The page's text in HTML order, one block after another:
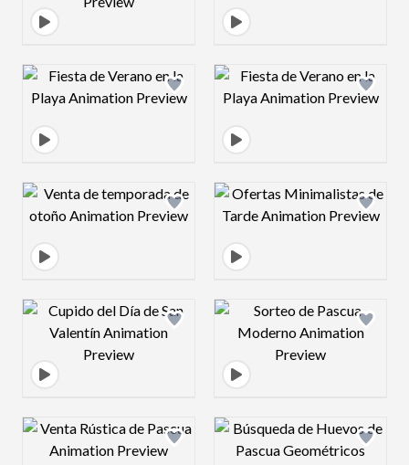
Design preview image Design preview
Design preview image Design preview
Design preview image Design preview
Design preview image Design preview